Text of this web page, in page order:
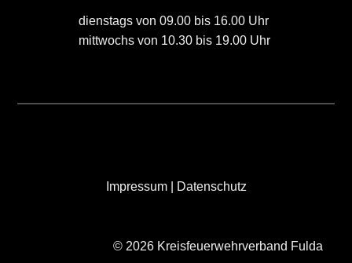
dienstags von 09.00 bis 16.00 Uhr
mittwochs von 10.30 bis 19.00 Uhr
Impressum| Datenschutz
© 2026 Kreisfeuerwehrverband Fulda